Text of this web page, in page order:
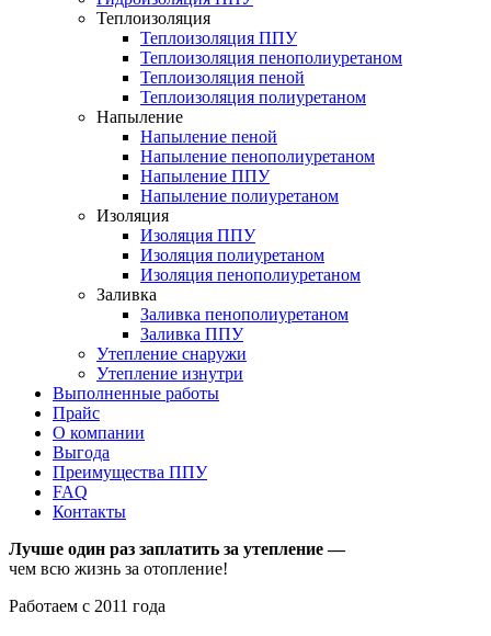
Теплоизоляция
Теплоизоляция ППУ
Теплоизоляция пенополиуретаном
Теплоизоляция пеной
Теплоизоляция полиуретаном
Напыление
Напыление пеной
Напыление пенополиуретаном
Напыление ППУ
Напыление полиуретаном
Изоляция
Изоляция ППУ
Изоляция полиуретаном
Изоляция пенополиуретаном
Заливка
Заливка пенополиуретаном
Заливка ППУ
Утепление снаружи
Утепление изнутри
Выполненные работы
Прайс
О компании
Выгода
Преимущества ППУ
FAQ
Контакты
Лучше один раз заплатить за утепление —
чем всю жизнь за отопление!
Работаем с 2011 года